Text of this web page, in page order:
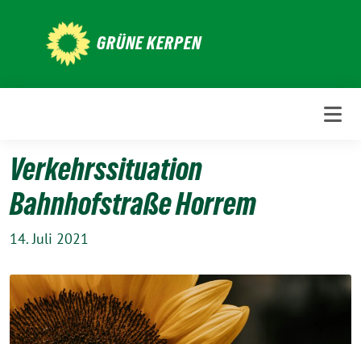
GRÜNE KERPEN
Verkehrssituation
Bahnhofstraße Horrem
14. Juli 2021